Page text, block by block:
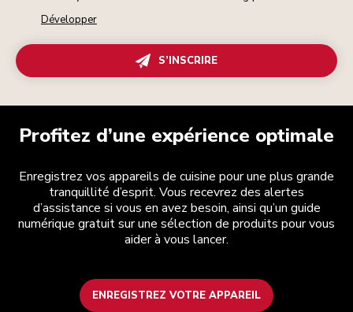
Développer
S’INSCRIRE
Profitez d’une expérience optimale
Enregistrez vos appareils de cuisine pour une plus grande
tranquillité d’esprit. Vous recevrez des alertes
d’assistance si vous en avez besoin, ainsi qu’un guide
numérique gratuit sur une sélection de produits pour vous
aider à vous lancer.
ENREGISTREZ VOTRE APPAREIL